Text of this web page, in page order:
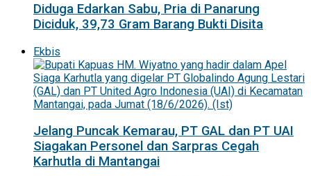
Diduga Edarkan Sabu, Pria di Panarung
Diciduk, 39,73 Gram Barang Bukti Disita
Ekbis
Jelang Puncak Kemarau, PT GAL dan PT UAI
Siagakan Personel dan Sarpras Cegah
Karhutla di Mantangai